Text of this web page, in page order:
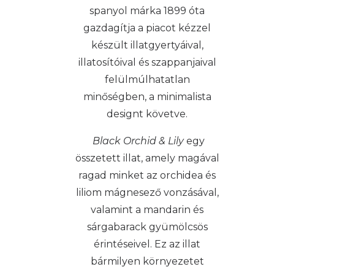
spanyol márka 1899 óta
gazdagítja a piacot kézzel
készült illatgyertyáival,
illatosítóival és szappanjaival
felülmúlhatatlan
minőségben, a minimalista
designt követve.
Black Orchid & Lilyegy
összetett illat, amely magával
ragad minket az orchidea és
liliom mágnesező vonzásával,
valamint a mandarin és
sárgabarack gyümölcsös
érintéseivel. Ez az illat
bármilyen környezetet